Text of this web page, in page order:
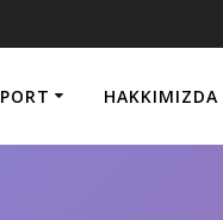
HAKKIMIZDA